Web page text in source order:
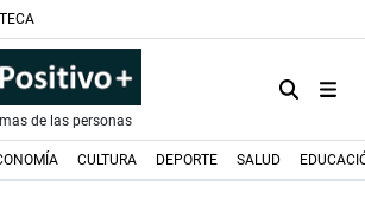
de las personas
CULTURA DEPORTE SALUD